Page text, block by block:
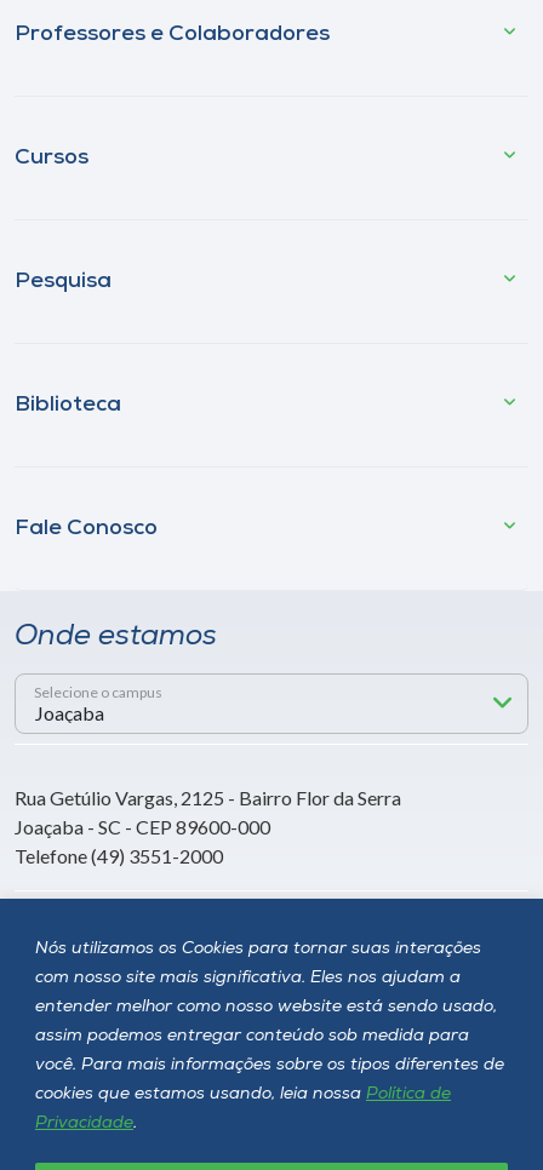
Nós utilizamos os Cookies para tornar suas interações
com nosso site mais significativa. Eles nos ajudam a
entender melhor como nosso website está sendo usado,
assim podemos entregar conteúdo sob medida para
você. Para mais informações sobre os tipos diferentes de
cookies que estamos usando, leia nossa Política de
Privacidade.
Professores e Colaboradores
Cursos
Pesquisa
Biblioteca
Fale Conosco
Onde estamos
Selecione o campus
Rua Getúlio Vargas, 2125 - Bairro Flor da Serra
Joaçaba - SC - CEP 89600-000
Telefone (49) 3551-2000
Siga a Unoesc